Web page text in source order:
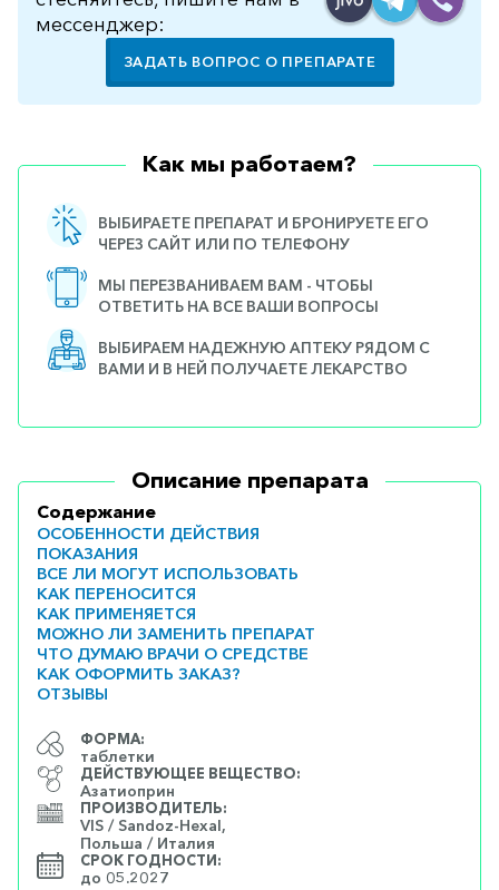
мессенджер:
ЗАДАТЬ ВОПРОС О ПРЕПАРАТЕ
Как мы работаем?
ВЫБИРАЕТЕ ПРЕПАРАТ И БРОНИРУЕТЕ ЕГО
ЧЕРЕЗ САЙТ ИЛИ ПО ТЕЛЕФОНУ
МЫ ПЕРЕЗВАНИВАЕМ ВАМ - ЧТОБЫ
ОТВЕТИТЬ НА ВСЕ ВАШИ ВОПРОСЫ
ВЫБИРАЕМ НАДЕЖНУЮ АПТЕКУ РЯДОМ С
ВАМИ И В НЕЙ ПОЛУЧАЕТЕ ЛЕКАРСТВО
Описание препарата
Содержание
ОСОБЕННОСТИ ДЕЙСТВИЯ
ПОКАЗАНИЯ
ВСЕ ЛИ МОГУТ ИСПОЛЬЗОВАТЬ
КАК ПЕРЕНОСИТСЯ
КАК ПРИМЕНЯЕТСЯ
МОЖНО ЛИ ЗАМЕНИТЬ ПРЕПАРАТ
ЧТО ДУМАЮ ВРАЧИ О СРЕДСТВЕ
КАК ОФОРМИТЬ ЗАКАЗ?
ОТЗЫВЫ
ФОРМА:
таблетки
ДЕЙСТВУЮЩЕЕ ВЕЩЕСТВО:
Азатиоприн
ПРОИЗВОДИТЕЛЬ:
VIS / Sandoz-Hexal,
Польша / Италия
СРОК ГОДНОСТИ:
до 05.2027